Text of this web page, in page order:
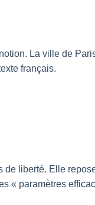
La ville de
français.
de liberté. Elle
« paramètres